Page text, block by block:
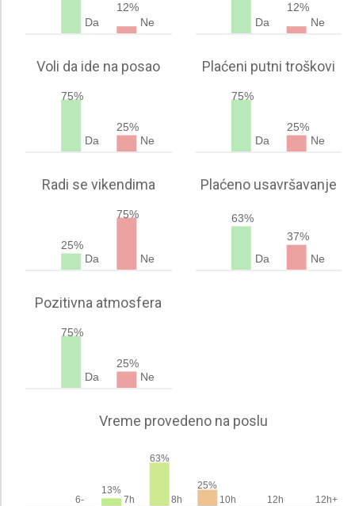
Da
12%
Ne
Da
12%
Ne
Voli da ide na posao
75%
Da
25%
Ne
Plaćeni putni troškovi
75%
Da
25%
Ne
Radi se vikendima
25%
Da
75%
Ne
Plaćeno usavršavanje
63%
Da
37%
Ne
Pozitivna atmosfera
75%
Da
25%
Ne
Vreme provedeno na poslu
6-
13%
7h
63%
8h
25%
10h
12h 12h+